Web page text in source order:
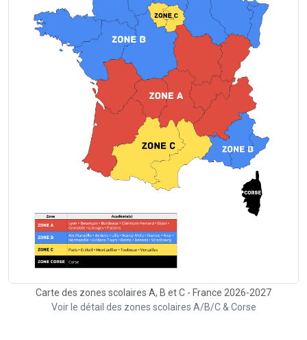
Carte des zones scolaires A, B et C - France 2026-2027
Voir le détail des zones scolaires A/B/C & Corse